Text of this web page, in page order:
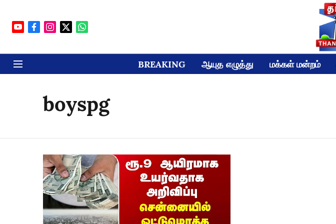
BREAKING ஆயுத எழுத்து மக்கள் மன்றம்
boyspg